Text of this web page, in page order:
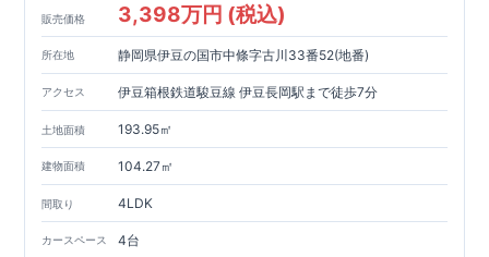
ダウンを実現。
【 耐震等級3取得 】
ランク「3」を取得。建築基準法の1.5倍の耐震力。
設計段階・建設段階で第三者機関による検査を実施し、品質を
保証。
【 長期優良住宅 】
長期にわたる安心・快適な住まいを実現する住宅です。税制優
遇や中古市場での有利性も兼ね備えています。
【 充実のアフターサポート 】
お引渡し後、最大4回の無料点検と最長60年保証。グループ会
社が責任を持って対応。
販売価格 3,398万円 (税込)
所在地 静岡県伊豆の国市中條字古川33番52(地番)
アクセス 伊豆箱根鉄道駿豆線 伊豆長岡駅まで徒歩7分
土地面積 193.95㎡
建物面積 104.27㎡
間取り 4LDK
カースペース 4台